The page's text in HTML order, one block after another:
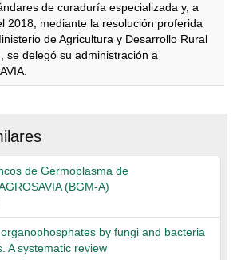
de curaduría especializada y, a
2018, mediante la resolución proferida
de Agricultura y Desarrollo Rural
se delegó su administración a
de Germoplasma de
(BGM-A)
by fungi and bacteria
A systematic review